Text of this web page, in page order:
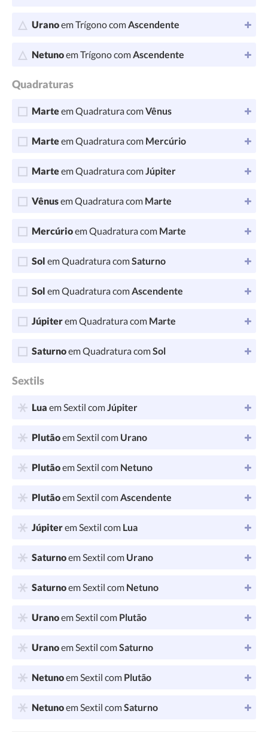
Uranoem Trígono comAscendente
Netunoem Trígono comAscendente
Quadraturas
Marteem Quadratura comVênus
Marteem Quadratura com Mercúrio
Marteem Quadratura comJúpiter
Vênusem Quadratura com Marte
Mercúrioem Quadratura com Marte
Sol em Quadratura comSaturno
Sol em Quadratura comAscendente
Júpiterem Quadratura com Marte
Saturnoem Quadratura comSol
Sextils
Lua em Sextil comJúpiter
Plutãoem Sextil com Urano
Plutãoem Sextil com Netuno
Plutãoem Sextil comAscendente
Júpiterem Sextil com Lua
Saturnoem Sextil com Urano
Saturnoem Sextil com Netuno
Uranoem Sextil com Plutão
Uranoem Sextil comSaturno
Netunoem Sextil com Plutão
Netunoem Sextil comSaturno